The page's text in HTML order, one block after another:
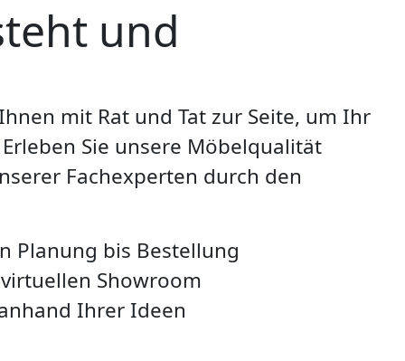
und
mit Rat und Tat zur Seite, um Ihr
Sie unsere Möbelqualität
Fachexperten durch den
Planung bis Bestellung
Showroom
Ihrer Ideen